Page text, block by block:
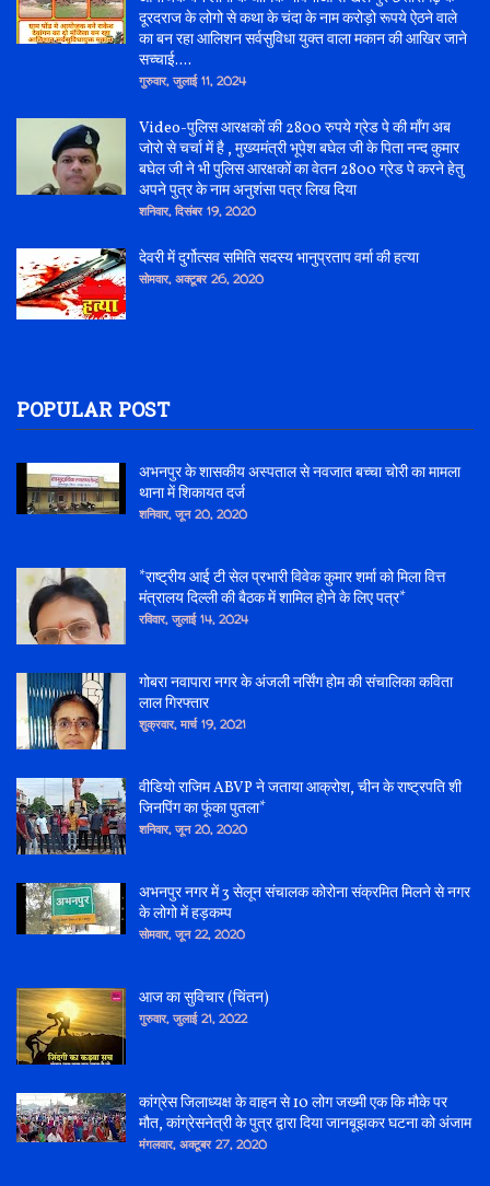
दूरदराज के लोगो से कथा के चंदा के नाम करोड़ो रूपये ऐठने वाले
का बन रहा आलिशन सर्वसुविधा युक्त वाला मकान की आखिर जाने
सच्चाई....
गुरुवार, जुलाई 11, 2024
Video-पुलिस आरक्षकों की 2800 रुपये ग्रेड पे की माँग अब
जोरो से चर्चा में है , मुख्यमंत्री भूपेश बघेल जी के पिता नन्द कुमार
बघेल जी ने भी पुलिस आरक्षकों का वेतन 2800 ग्रेड पे करने हेतु
अपने पुत्र के नाम अनुशंसा पत्र लिख दिया
शनिवार, दिसंबर 19, 2020
देवरी में दुर्गोत्सव समिति सदस्य भानुप्रताप वर्मा की हत्या
सोमवार, अक्टूबर 26, 2020
POPULAR POST
अभनपुर के शासकीय अस्पताल से नवजात बच्चा चोरी का मामला
थाना में शिकायत दर्ज
शनिवार, जून 20, 2020
*राष्ट्रीय आई टी सेल प्रभारी विवेक कुमार शर्मा को मिला वित्त
मंत्रालय दिल्ली की बैठक में शामिल होने के लिए पत्र*
रविवार, जुलाई 14, 2024
गोबरा नवापारा नगर के अंजली नर्सिंग होम की संचालिका कविता
लाल गिरफ्तार
शुक्रवार, मार्च 19, 2021
वीडियो राजिम ABVP ने जताया आक्रोश, चीन के राष्ट्रपति शी
जिनपिंग का फूंका पुतला*
शनिवार, जून 20, 2020
अभनपुर नगर में 3 सेलून संचालक कोरोना संक्रमित मिलने से नगर
के लोगो में हड़कम्प
सोमवार, जून 22, 2020
आज का सुविचार (चिंतन)
गुरुवार, जुलाई 21, 2022
कांग्रेस जिलाध्यक्ष के वाहन से 10 लोग जख्मी एक कि मौके पर
मौत, कांग्रेसनेत्री के पुत्र द्वारा दिया जानबूझकर घटना को अंजाम
मंगलवार, अक्टूबर 27, 2020